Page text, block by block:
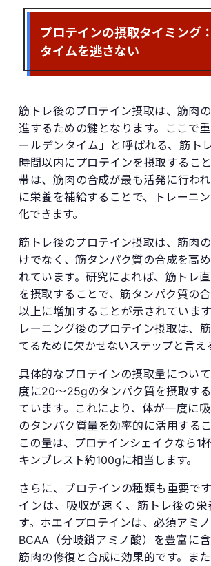
プロテインの摂取タイミング
タイムを逃さない
筋トレ後のプロテイン摂取は、筋肉
進するための鍵となります。ここで
ールデンタイム」と呼ばれる、筋ト
時間以内にプロテインを摂取するこ
帯は、筋肉の合成が最も活発に行わ
に栄養を補給することで、トレーニ
化できます。
筋トレ後のプロテイン摂取は、筋肉
けでなく、筋タンパク質の合成を高
れています。研究によれば、筋トレ
を摂取することで、筋タンパク質の
以上に増加することが示されていま
レーニング後のプロテイン摂取は、
てるために欠かせないステップと言え
具体的なプロテインの摂取量につい
度に20〜25gのタンパク質を摂取す
ています。これにより、体が一度に
のタンパク質量を効率的に活用するこ
この量は、プロテインシェイクなら1
キンブレスト約100gに相当します。
さらに、プロテインの種類も重要で
インは、吸収が速く、筋トレ後の
す。ホエイプロテインは、必須アミ
BCAA（分岐鎖アミノ酸）を豊富に
筋肉の修復と合成に効果的です。ま